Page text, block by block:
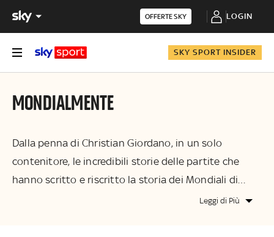
OFFERTE SKY LOGIN
SKY SPORT INSIDER
MONDIALMENTE
Dalla penna di Christian Giordano, in un solo
contenitore, le incredibili storie delle partite che
hanno scritto e riscritto la storia dei Mondiali di
calcio, in un lungo e poetico percorso attraverso le
Leggi di Più